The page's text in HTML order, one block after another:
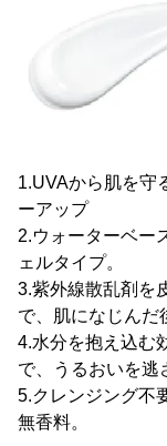
1.UVAから肌を守
ーアップ
2.ウォーターベー
ェルタイプ。
3.紫外線散乱剤を
で、肌になじんだ
4.水分を抱え込む
で、うるおいを逃
5.クレンジング不
無香料。